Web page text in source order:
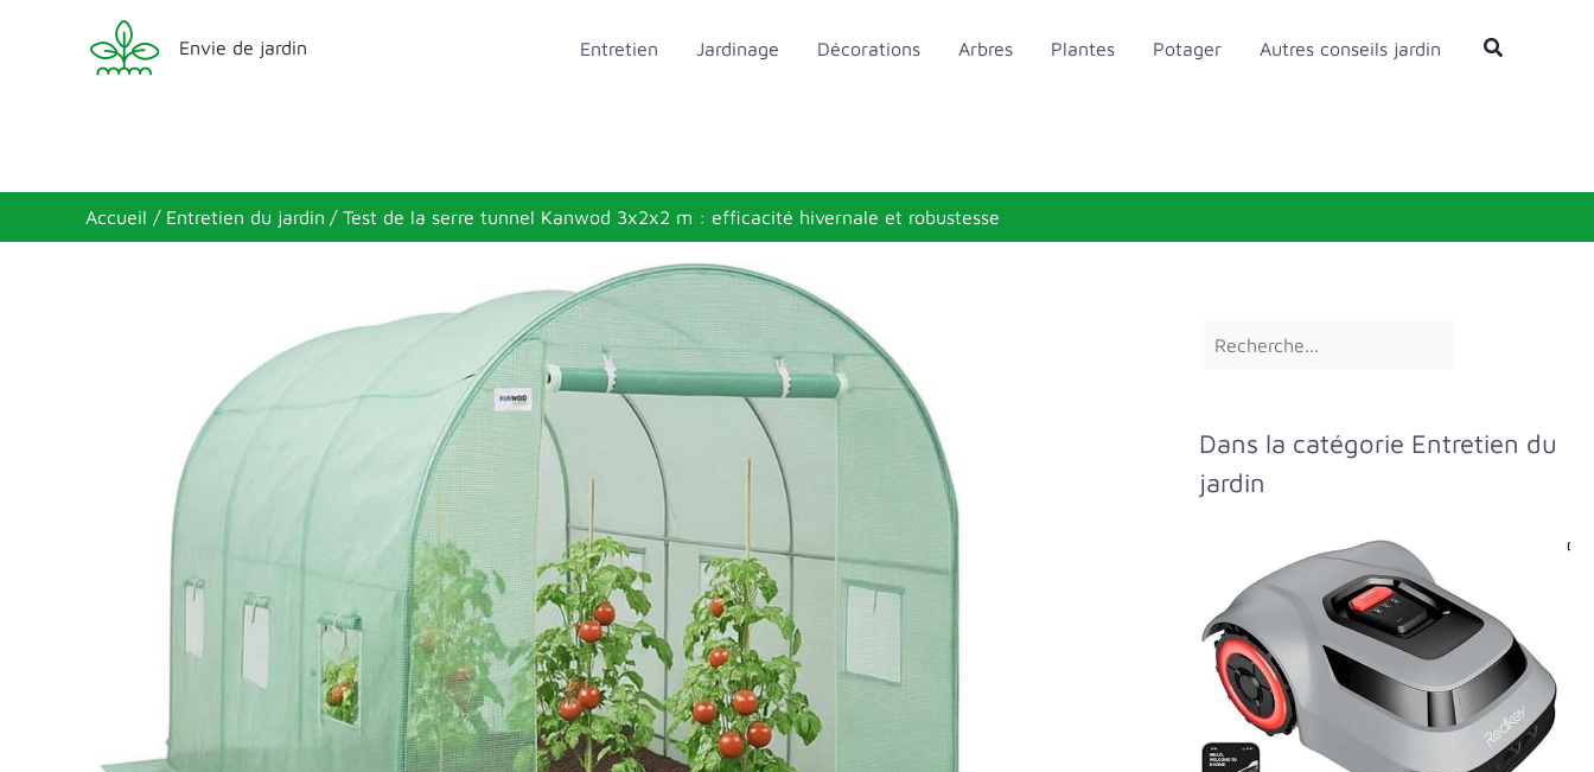
Envie de jardin Entretien Jardinage Décorations Arbres Plantes Potager Autres conseils jardin Rechercher
Accueil Entretien du jardin Test de la serre tunnel Kanwod 3x2x2 m : efficacité hivernale et robustesse
e
c
Dans la catégorie Entretien du
jardin